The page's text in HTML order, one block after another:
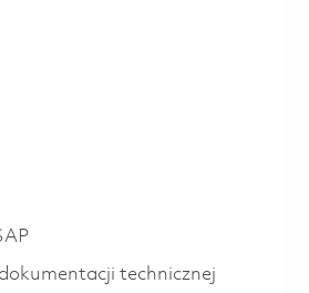
technicznej